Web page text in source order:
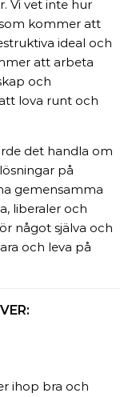
Vi vet inte hur
kommer att
ideal och
att arbeta
och
lova runt och
det handla om
på
gemensamma
liberaler och
något själva och
och leva på
ihop bra och